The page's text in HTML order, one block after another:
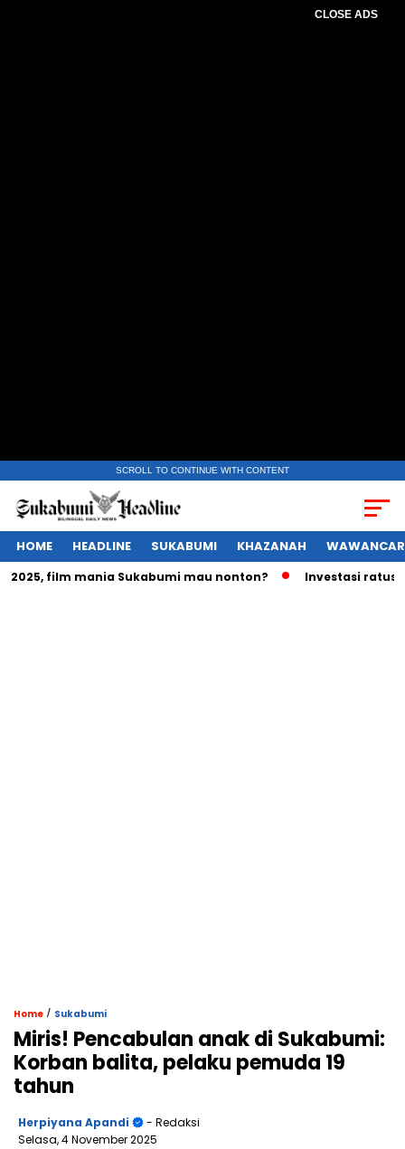
CLOSE ADS
SCROLL TO CONTINUE WITH CONTENT
HOME HEADLINE SUKABUMI KHAZANAH
film mania Sukabumi mau nonton? Investasi ratusan
Home / Sukabumi
Miris! Pencabulan anak di Sukabumi:
Korban balita, pelaku pemuda 19
tahun
Herpiyana Apandi
- Redaksi
Selasa, 4 November 2025